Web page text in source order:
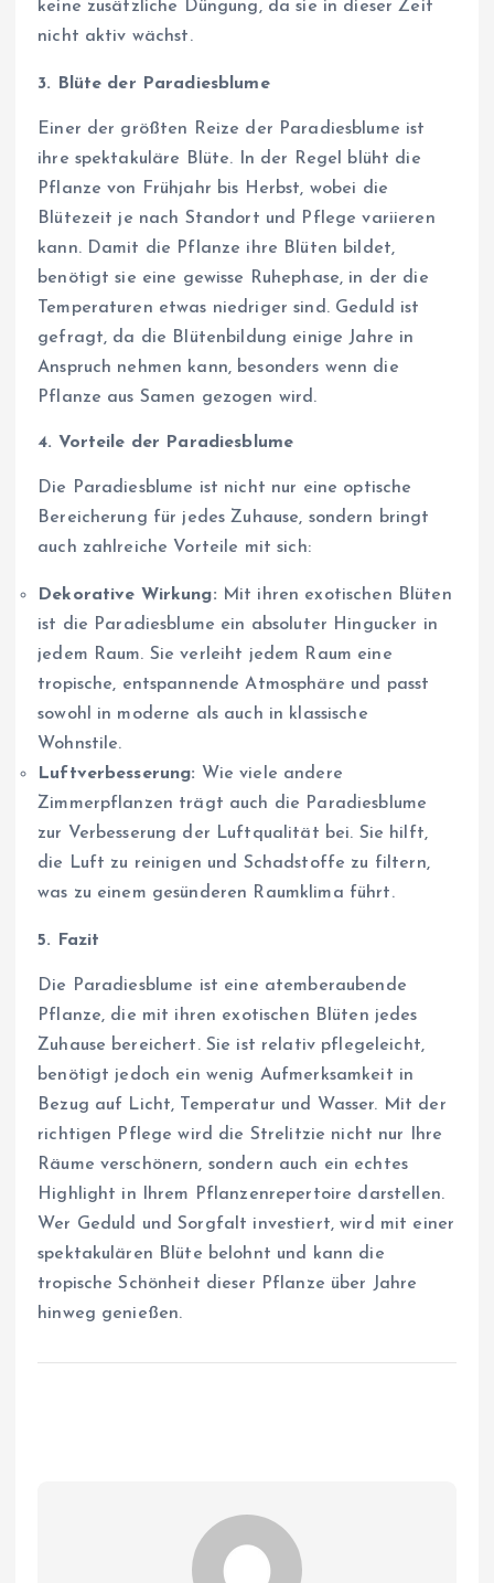
keine zusätzliche Düngung, da sie in dieser Zeit
nicht aktiv wächst.
3. Blüte der Paradiesblume
Einer der größten Reize der Paradiesblume ist
ihre spektakuläre Blüte. In der Regel blüht die
Pflanze von Frühjahr bis Herbst, wobei die
Blütezeit je nach Standort und Pflege variieren
kann. Damit die Pflanze ihre Blüten bildet,
benötigt sie eine gewisse Ruhephase, in der die
Temperaturen etwas niedriger sind. Geduld ist
gefragt, da die Blütenbildung einige Jahre in
Anspruch nehmen kann, besonders wenn die
Pflanze aus Samen gezogen wird.
4. Vorteile der Paradiesblume
Die Paradiesblume ist nicht nur eine optische
Bereicherung für jedes Zuhause, sondern bringt
auch zahlreiche Vorteile mit sich:
Dekorative Wirkung: Mit ihren exotischen Blüten
ist die Paradiesblume ein absoluter Hingucker in
jedem Raum. Sie verleiht jedem Raum eine
tropische, entspannende Atmosphäre und passt
sowohl in moderne als auch in klassische
Wohnstile.
Luftverbesserung: Wie viele andere
Zimmerpflanzen trägt auch die Paradiesblume
zur Verbesserung der Luftqualität bei. Sie hilft,
die Luft zu reinigen und Schadstoffe zu filtern,
was zu einem gesünderen Raumklima führt.
5. Fazit
Die Paradiesblume ist eine atemberaubende
Pflanze, die mit ihren exotischen Blüten jedes
Zuhause bereichert. Sie ist relativ pflegeleicht,
benötigt jedoch ein wenig Aufmerksamkeit in
Bezug auf Licht, Temperatur und Wasser. Mit der
richtigen Pflege wird die Strelitzie nicht nur Ihre
Räume verschönern, sondern auch ein echtes
Highlight in Ihrem Pflanzenrepertoire darstellen.
Wer Geduld und Sorgfalt investiert, wird mit einer
spektakulären Blüte belohnt und kann die
tropische Schönheit dieser Pflanze über Jahre
hinweg genießen.